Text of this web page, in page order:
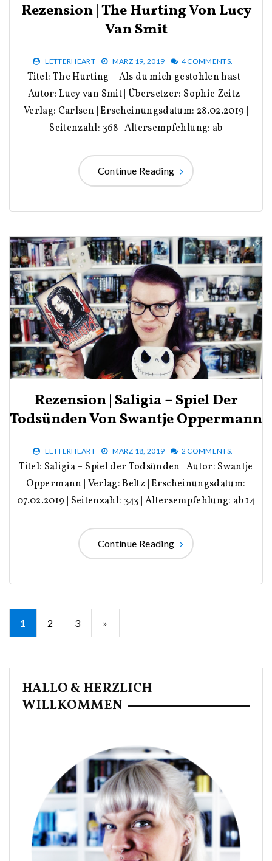
Rezension | The Hurting Von Lucy
Van Smit
LETTERHEART MÄRZ 19, 2019 4 COMMENTS.
Titel: The Hurting – Als du mich gestohlen hast |
Autor: Lucy van Smit | Übersetzer: Sophie Zeitz |
Verlag: Carlsen | Erscheinungsdatum: 28.02.2019 |
Seitenzahl: 368 | Altersempfehlung: ab
Continue Reading
Rezension | Saligia – Spiel Der
Todsünden Von Swantje Oppermann
LETTERHEART MÄRZ 18, 2019 2 COMMENTS.
Titel: Saligia – Spiel der Todsünden | Autor: Swantje
Oppermann | Verlag: Beltz | Erscheinungsdatum:
07.02.2019 | Seitenzahl: 343 | Altersempfehlung: ab 14
Continue Reading
Seitennummerierung
der
Beiträge
1 2 3 »
HALLO & HERZLICH
WILLKOMMEN